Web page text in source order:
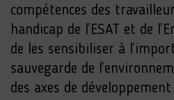
compétences des
handicap de l’ESAT et de
de les sensibiliser à
sauvegarde de
des axes de